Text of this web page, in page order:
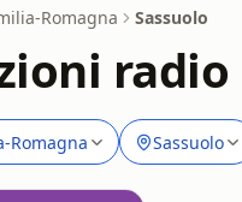
Romagna Sassuolo
radio
Romagna Sassuolo